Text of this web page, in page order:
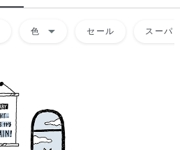
色 arrow_drop_down セール スーパ